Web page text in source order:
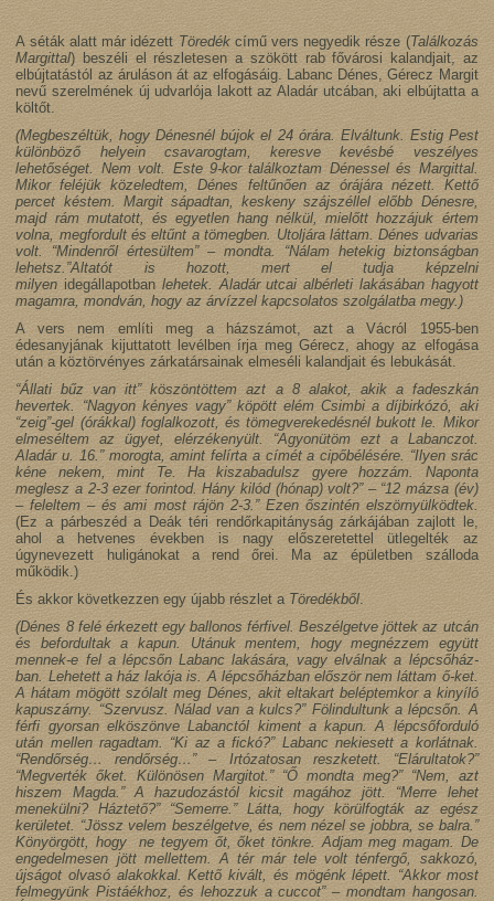
A séták alatt már idézett Töredékcímű vers negyedik része (Találkozás
Margittal) beszéli el részletesen a szökött rab fővárosi kalandjait, az
elbújtatástól az áruláson át az elfogásáig. Labanc Dénes, Gérecz Margit
nevű szerelmének új udvarlója lakott az Aladár utcában, aki elbújtatta a
költőt.
(Megbeszéltük, hogy Dénesnél bújok el 24 órára. Elváltunk. Estig Pest
különböző helyein csavarogtam, keresve kevésbé veszélyes
lehetőséget. Nem volt. Este 9-kor találkoztam Dénessel és Margittal.
Mikor feléjük közeledtem, Dénes feltűnően az órájára nézett. Kettő
percet késtem. Margit sápadtan, keskeny szájszéllel előbb Dénesre,
majd rám mutatott, és egyetlen hang nélkül, mielőtt hozzájuk értem
volna, megfordult és eltűnt a tömegben. Utoljára láttam. Dénes udvarias
volt. “Mindenről értesültem” – mondta. “Nálam hetekig biztonságban
lehetsz.”Altatót is hozott, mert el tudja képzelni
milyen idegállapotban lehetek. Aladár utcai albérleti lakásában hagyott
magamra, mondván, hogy az árvízzel kapcsolatos szolgálatba megy.)
A vers nem említi meg a házszámot, azt a Vácról 1955-ben
édesanyjának kijuttatott levélben írja meg Gérecz, ahogy az elfogása
után a köztörvényes zárkatársainak elmeséli kalandjait és lebukását.
“Állati bűz van itt” köszöntöttem azt a 8 alakot, akik a fadeszkán
hevertek. “Nagyon kényes vagy” köpött elém Csimbi a díjbirkózó, aki
“zeig”-gel (órákkal) foglalkozott, és tömegverekedésnél bukott le. Mikor
elmeséltem az ügyet, elérzékenyült. “Agyonütöm ezt a Labanczot.
Aladár u. 16.” morogta, amint felírta a címét a cipőbélésére. “Ilyen srác
kéne nekem, mint Te. Ha kiszabadulsz gyere hozzám. Naponta
meglesz a 2-3 ezer forintod. Hány kilód (hónap) volt?” – “12 mázsa (év)
– feleltem – és ami most rájön 2-3.” Ezen őszintén elszörnyülködtek.
(Ez a párbeszéd a Deák téri rendőrkapitányság zárkájában zajlott le,
ahol a hetvenes években is nagy előszeretettel ütlegelték az
úgynevezett huligánokat a rend őrei. Ma az épületben szálloda
működik.)
És akkor következzen egy újabb részlet a Töredékből.
(Dénes 8 felé érkezett egy ballonos férfivel. Beszélgetve jöttek az ut­cán
és befordultak a kapun. Utánuk mentem, hogy megnézzem együtt
mennek-e fel a lépcsőn Labanc lakására, vagy elválnak a lépcsőház­
ban. Lehetett a ház lakója is. A lépcsőházban először nem láttam ő-ket.
A hátam mögött szólalt meg Dénes, akit eltakart beléptemkor a kinyíló
kapuszárny. “Szervusz. Nálad van a kulcs?” Fölindultunk a lépcsőn. A
férfi gyorsan elköszönve Labanctól kiment a kapun. A lépcsőforduló
után mellen ragadtam. “Ki az a fickó?” Labanc ne­kiesett a korlátnak.
“Rendőrség… rendőrség…” – Irtózatosan reszke­tett. “Elárultatok?”
“Megverték őket. Különösen Margitot.” “Ő mondta meg?” “Nem, azt
hiszem Magda.” A hazudozástól kicsit magához jött. “Merre lehet
menekülni? Háztető?” “Semerre.” Látta, hogy körülfogták az egész
kerületet. “Jössz velem beszélgetve, és nem nézel se jobbra, se balra.”
Könyörgött, hogy ne tegyem őt, őket tönkre. Adjam meg magam. De
engedelmesen jött mellettem. A tér már tele volt ténfergő, sakkozó,
újságot olvasó alakokkal. Kettő kivált, és mögénk lépett. “Akkor most
felmegyünk Pistáékhoz, és lehozzuk a cuccot” – mondtam hangosan.